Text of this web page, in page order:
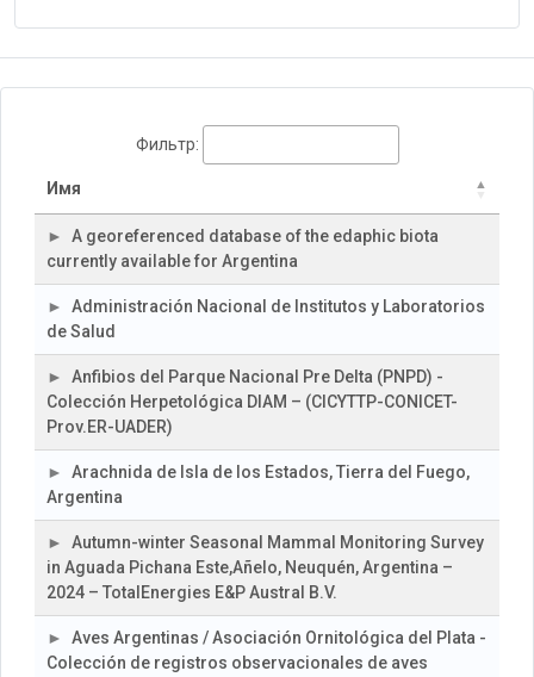
Фильтр:
Имя
A georeferenced database of the edaphic biota
currently available for Argentina
Administración Nacional de Institutos y Laboratorios
de Salud
Anfibios del Parque Nacional Pre Delta (PNPD) -
Colección Herpetológica DIAM – (CICYTTP-CONICET-
Prov.ER-UADER)
Arachnida de Isla de los Estados, Tierra del Fuego,
Argentina
Autumn-winter Seasonal Mammal Monitoring Survey
in Aguada Pichana Este,Añelo, Neuquén, Argentina –
2024 – TotalEnergies E&P Austral B.V.
Aves Argentinas / Asociación Ornitológica del Plata -
Colección de registros observacionales de aves